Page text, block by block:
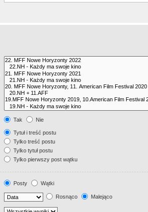
Tak Nie
Tytuł i treść postu
Tylko treść postu
Tylko tytuł postu
Tylko pierwszy post wątku
Posty Wątki
Rosnąco Malejąco